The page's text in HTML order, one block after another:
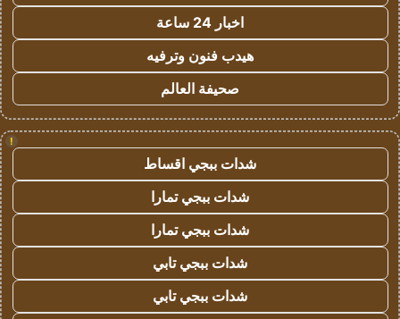
اخبار 24 ساعة
هيدب فنون وترفيه
صحيفة العالم
!
شدات ببجي اقساط
شدات ببجي تمارا
شدات ببجي تمارا
شدات ببجي تابي
شدات ببجي تابي